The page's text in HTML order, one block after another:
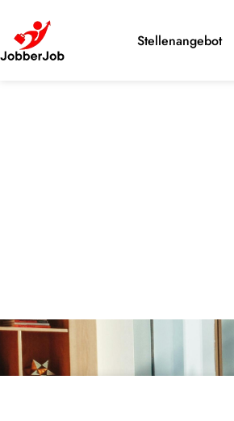
Stellenangebot